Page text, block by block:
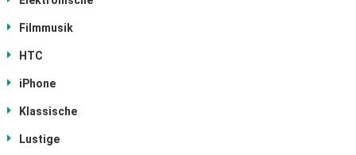
Filmmusik
HTC
iPhone
Klassische
Lustige